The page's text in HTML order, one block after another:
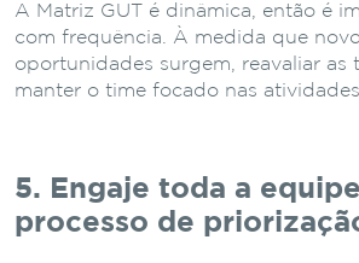
A Matriz GUT é dinâmica, então é
com frequência. À medida que
oportunidades surgem, reavaliar as
manter o time focado nas
5. Engaje toda a
processo de